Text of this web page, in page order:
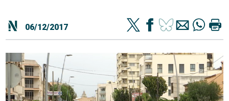
06/12/2017